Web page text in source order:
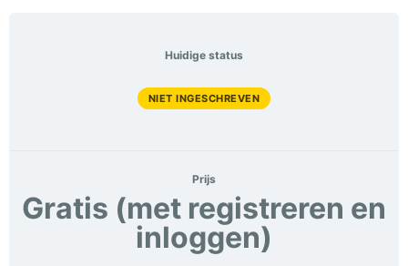
Huidige status
NIET INGESCHREVEN
Prijs
Gratis (met registreren en
inloggen)